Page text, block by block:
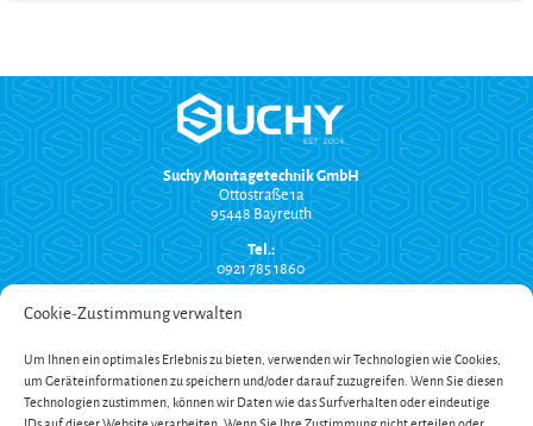
Cookie-Zustimmung verwalten
Um Ihnen ein optimales Erlebnis zu bieten, verwenden wir Technologien wie Cookies,
um Geräteinformationen zu speichern und/oder darauf zuzugreifen. Wenn Sie diesen
Technologien zustimmen, können wir Daten wie das Surfverhalten oder eindeutige
Suchy Montagetechnik GmbH
Ottostraße 1a
95448 Bayreuth
Tel.:
0921 785 1860
info@suchy-montagetechnik.de
Versand und Zahlung
AGB
Widerrufsbelehrung
Impressum